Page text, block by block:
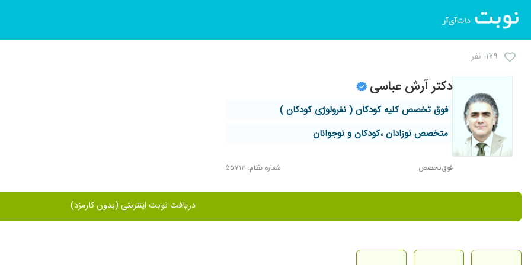
۱۷۹ نفر
دکتر آرش عباسی
فوق تخصص کلیه کودکان ( نفرولوژی کودکان )
متخصص نوزادان ،کودکان و نوجوانان
فوق‌تخصص شماره نظام: ۵۵۷۱۳
دریافت نوبت اینترنتی (بدون کارمزد)